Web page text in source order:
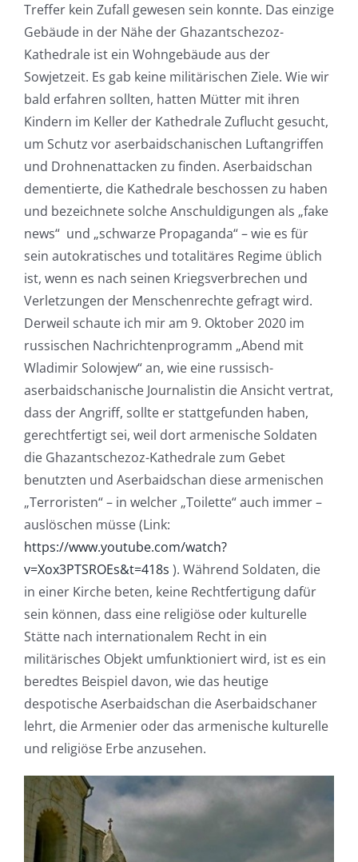
Treffer kein Zufall gewesen sein konnte. Das einzige
Gebäude in der Nähe der Ghazantschezoz-
Kathedrale ist ein Wohngebäude aus der
Sowjetzeit. Es gab keine militärischen Ziele. Wie wir
bald erfahren sollten, hatten Mütter mit ihren
Kindern im Keller der Kathedrale Zuflucht gesucht,
um Schutz vor aserbaidschanischen Luftangriffen
und Drohnenattacken zu finden. Aserbaidschan
dementierte, die Kathedrale beschossen zu haben
und bezeichnete solche Anschuldigungen als „fake
news“ und „schwarze Propaganda“ – wie es für
sein autokratisches und totalitäres Regime üblich
ist, wenn es nach seinen Kriegsverbrechen und
Verletzungen der Menschenrechte gefragt wird.
Derweil schaute ich mir am 9. Oktober 2020 im
russischen Nachrichtenprogramm „Abend mit
Wladimir Solowjew“ an, wie eine russisch-
aserbaidschanische Journalistin die Ansicht vertrat,
dass der Angriff, sollte er stattgefunden haben,
gerechtfertigt sei, weil dort armenische Soldaten
die Ghazantschezoz-Kathedrale zum Gebet
benutzten und Aserbaidschan diese armenischen
„Terroristen“ – in welcher „Toilette“ auch immer –
auslöschen müsse (Link:
https://www.youtube.com/watch?
v=Xox3PTSROEs&t=418s ). Während Soldaten, die
in einer Kirche beten, keine Rechtfertigung dafür
sein können, dass eine religiöse oder kulturelle
Stätte nach internationalem Recht in ein
militärisches Objekt umfunktioniert wird, ist es ein
beredtes Beispiel davon, wie das heutige
despotische Aserbaidschan die Aserbaidschaner
lehrt, die Armenier oder das armenische kulturelle
und religiöse Erbe anzusehen.